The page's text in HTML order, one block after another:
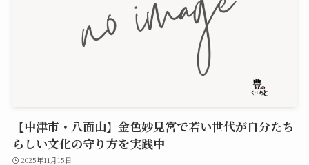
【中津市・八面山】金色妙見宮で若い世代が自分たち
らしい文化の守り方を実践中
2025年11月15日